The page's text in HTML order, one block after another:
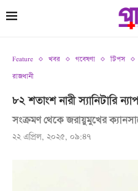
Feature খবর গবেষণা টিপস
রাজধানী
৮২ শতাংশ নারী স্যানিটারি
সংক্রমণ থেকে জরায়ুমুখের
২২ এপ্রিল, ২০২৫, ০৯:৪৭